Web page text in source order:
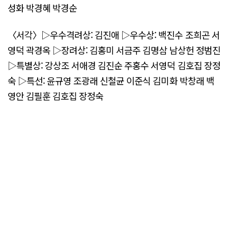
성화 박경혜 박경순
〈서각〉▷우수격려상: 김진애 ▷우수상: 백진수 조희곤 서
영덕 곽경옥 ▷장려상: 김홍미 서금주 김명삼 남상헌 정범진
▷특별상: 강상조 서애경 김진순 주홍수 서영덕 김호집 장정
숙 ▷특선: 윤규영 조광래 신철균 이준식 김미화 박창래 백
영안 김필훈 김호집 장정숙